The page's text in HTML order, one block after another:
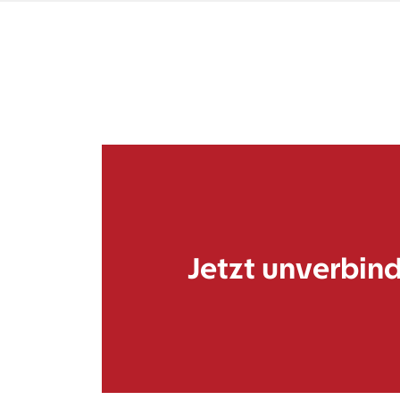
Jetzt